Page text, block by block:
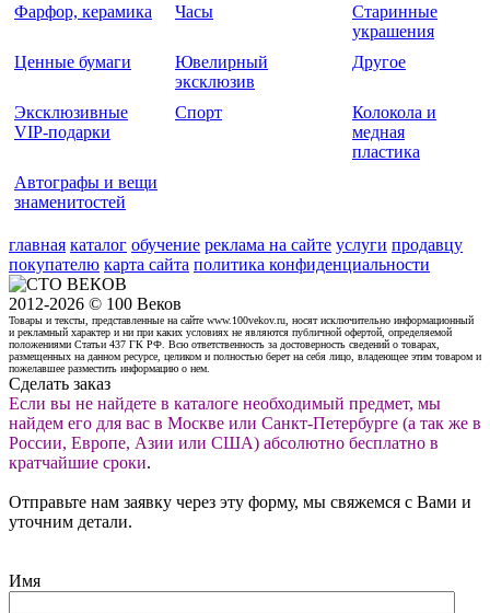
Фарфор, керамика
Часы
Старинные
украшения
Ценные бумаги
Ювелирный
эксклюзив
Другое
Эксклюзивные
VIP-подарки
Спорт
Колокола и
медная
пластика
Автографы и вещи
знаменитостей
главная каталог обучение реклама на сайте услуги продавцу
покупателю карта сайта политика конфиденциальности
2012-2026 © 100 Веков
Товары и тексты, представленные на сайте www.100vekov.ru, носят исключительно информационный
и рекламный характер и ни при каких условиях не являются публичной офертой, определяемой
положениями Статьи 437 ГК РФ. Всю ответственность за достоверность сведений о товарах,
размещенных на данном ресурсе, целиком и полностью берет на себя лицо, владеющее этим товаром и
пожелавшее разместить информацию о нем.
Сделать заказ
Если вы не найдете в каталоге необходимый предмет, мы
найдем его для вас в Москве или Санкт-Петербурге (а так же в
России, Европе, Азии или США) абсолютно бесплатно в
кратчайшие сроки.
Отправьте нам заявку через эту форму, мы свяжемся с Вами и
уточним детали.
Имя